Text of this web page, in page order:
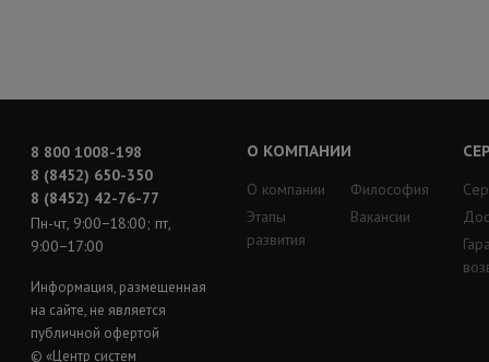
8 800 1008-198
8 (8452) 650-350
8 (8452) 42-76-77
Пн-чт, 9:00−18:00; пт,
9:00−17:00
Информация, размещенная
на сайте, не является
публичной офертой
© «Центр систем
О КОМПАНИИ
О компании
Этапы
развития
Философия
Вакансии